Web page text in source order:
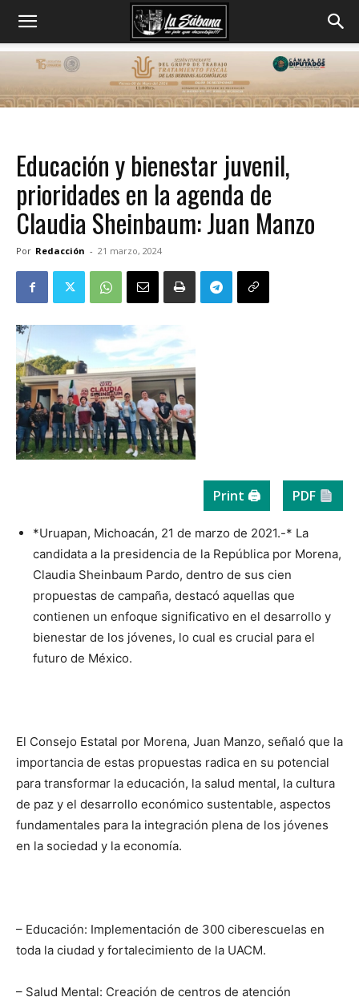
Educación y bienestar juvenil,
prioridades en la agenda de
Claudia Sheinbaum: Juan Manzo
Por Redacción - 21 marzo, 2024
Print 🖨 PDF
*Uruapan, Michoacán, 21 de marzo de 2021.-* La
candidata a la presidencia de la República por Morena,
Claudia Sheinbaum Pardo, dentro de sus cien
propuestas de campaña, destacó aquellas que
contienen un enfoque significativo en el desarrollo y
bienestar de los jóvenes, lo cual es crucial para el
futuro de México.
El Consejo Estatal por Morena, Juan Manzo, señaló que la
importancia de estas propuestas radica en su potencial
para transformar la educación, la salud mental, la cultura
de paz y el desarrollo económico sustentable, aspectos
fundamentales para la integración plena de los jóvenes
en la sociedad y la economía.
– Educación: Implementación de 300 ciberescuelas en
toda la ciudad y fortalecimiento de la UACM.
– Salud Mental: Creación de centros de atención